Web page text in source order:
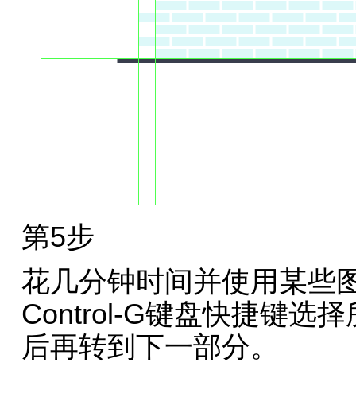
第5步
花几分钟时间并使用某些
Control-G键盘快捷键选
后再转到下一部分。